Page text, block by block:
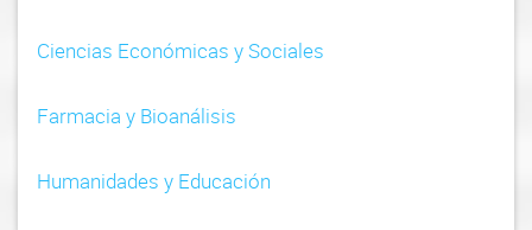
Ciencias Económicas y Sociales
Farmacia y Bioanálisis
Humanidades y Educación